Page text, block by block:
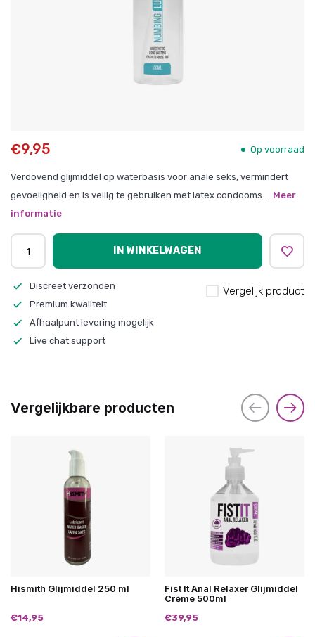
€9,95 Op voorraad
Verdovend glijmiddel op waterbasis voor anale seks, vermindert
gevoeligheid en is veilig te gebruiken met latex condooms.... Meer
informatie
IN WINKELWAGEN
Discreet verzonden
Premium kwaliteit
Afhaalpunt levering mogelijk
Live chat support
Vergelijk product
Vergelijkbare producten
Hismith Glijmiddel 250 ml
€14,95
Fist It Anal Relaxer Glijmiddel
Crème 500ml
€39,95